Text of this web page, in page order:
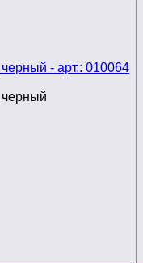
- арт.: 010064
черный